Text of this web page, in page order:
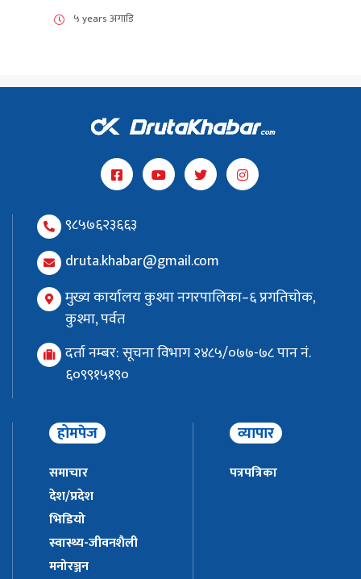
५ years अगाडि
९८५७६२३६६३
druta.khabar@gmail.com
मुख्य कार्यालय कुश्मा नगरपालिका–६ प्रगतिचोक,
कुश्मा, पर्वत
दर्ता नम्बर: सूचना विभाग २४८५/०७७-७८ पान नं.
६०९९१५१९०
होमपेज
समाचार
देश/प्रदेश
भिडियो
स्वास्थ्य-जीवनशैली
मनोरञ्जन
व्यापार
पत्रपत्रिका